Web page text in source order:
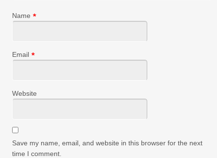
Name *
Email *
Website
Save my name, email, and website in this browser for the next
time I comment.